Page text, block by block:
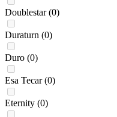
Doublestar (0)
Duraturn (0)
Duro (0)
Esa Tecar (0)
Eternity (0)